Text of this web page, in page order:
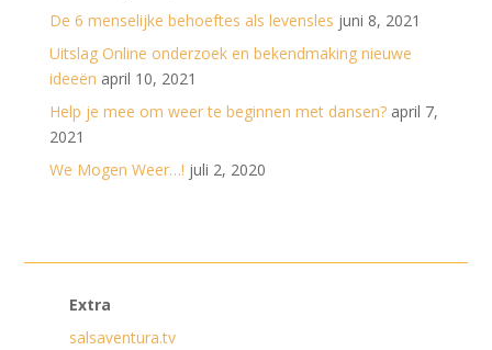
De 6 menselijke behoeftes als levensles juni 8, 2021
Uitslag Online onderzoek en bekendmaking nieuwe
ideeën april 10, 2021
Help je mee om weer te beginnen met dansen? april 7,
2021
We Mogen Weer…! juli 2, 2020
Extra
salsaventura.tv